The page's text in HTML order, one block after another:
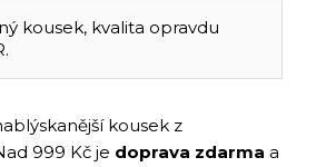
kousek, kvalita opravdu
kousek z
999 Kč je doprava zdarma a